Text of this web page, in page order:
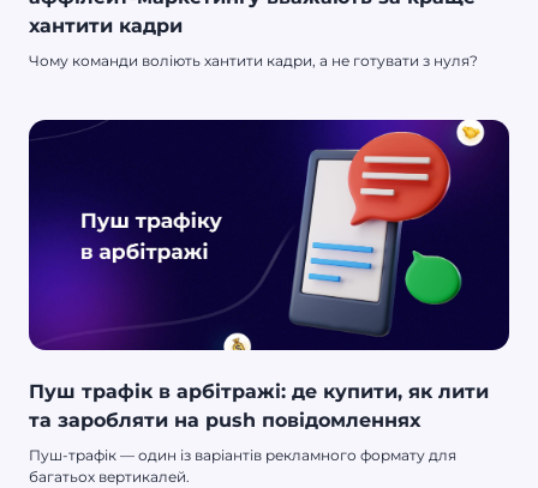
хантити кадри
Чому команди воліють хантити кадри, а не готувати з нуля?
Пуш трафік в арбітражі: де купити, як лити
та заробляти на push повідомленнях
Пуш-трафік — один із варіантів рекламного формату для
багатьох вертикалей.